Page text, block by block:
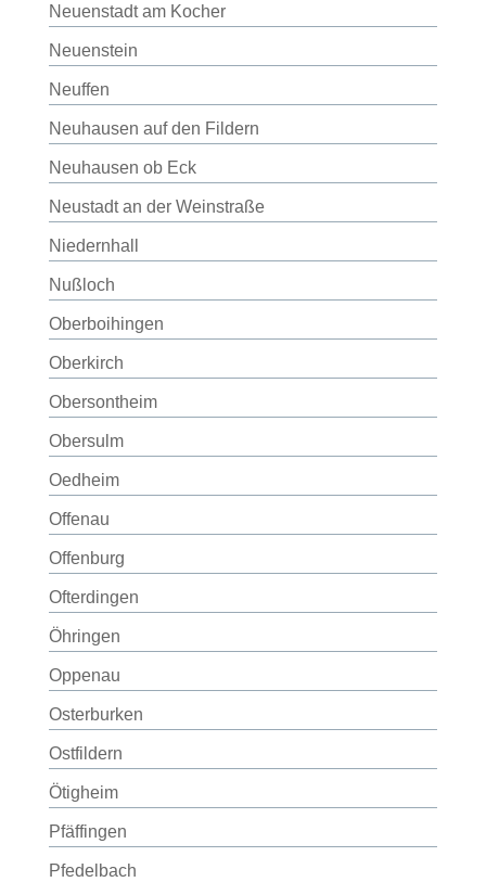
Neuenstadt am Kocher
Neuenstein
Neuffen
Neuhausen auf den Fildern
Neuhausen ob Eck
Neustadt an der Weinstraße
Niedernhall
Nußloch
Oberboihingen
Oberkirch
Obersontheim
Obersulm
Oedheim
Offenau
Offenburg
Ofterdingen
Öhringen
Oppenau
Osterburken
Ostfildern
Ötigheim
Pfäffingen
Pfedelbach